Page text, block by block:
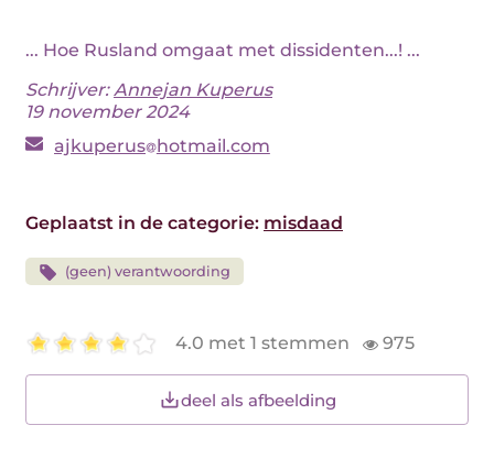
... Hoe Rusland omgaat met dissidenten...! ...
Schrijver:Annejan Kuperus
19 november 2024
ajkuperus hotmail.com
Geplaatst in de categorie: misdaad
(geen) verantwoording
4.0 met 1 stemmen 975
deel als afbeelding